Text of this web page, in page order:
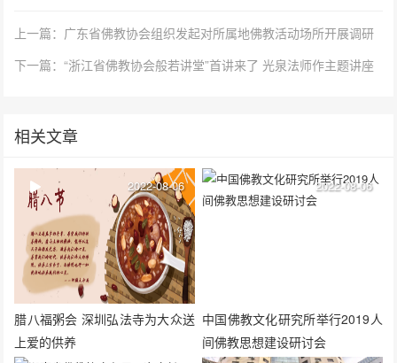
上一篇：广东省佛教协会组织发起对所属地佛教活动场所开展调研
下一篇：“浙江省佛教协会般若讲堂”首讲来了 光泉法师作主题讲座
相关文章
腊八福粥会 深圳弘法寺为大众送
上爱的供养
2022-08-06
中国佛教文化研究所举行2019人
间佛教思想建设研讨会
2022-08-06